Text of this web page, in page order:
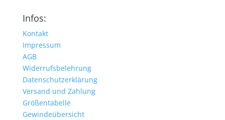
Infos:
Kontakt
Impressum
AGB
Widerrufsbelehrung
Datenschutzerklärung
Versand und Zahlung
Größentabelle
Gewindeübersicht